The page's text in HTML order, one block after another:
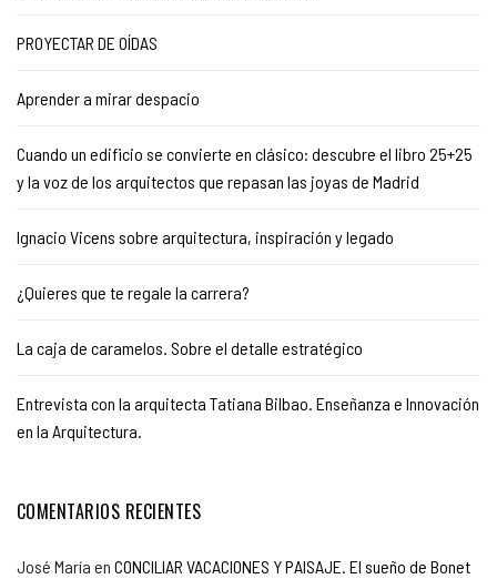
PROYECTAR DE OÍDAS
Aprender a mirar despacio
Cuando un edificio se convierte en clásico: descubre el libro 25+25
y la voz de los arquitectos que repasan las joyas de Madrid
Ignacio Vicens sobre arquitectura, inspiración y legado
¿Quieres que te regale la carrera?
La caja de caramelos. Sobre el detalle estratégico
Entrevista con la arquitecta Tatiana Bilbao. Enseñanza e Innovación
en la Arquitectura.
COMENTARIOS RECIENTES
José María en CONCILIAR VACACIONES Y PAISAJE. El sueño de Bonet